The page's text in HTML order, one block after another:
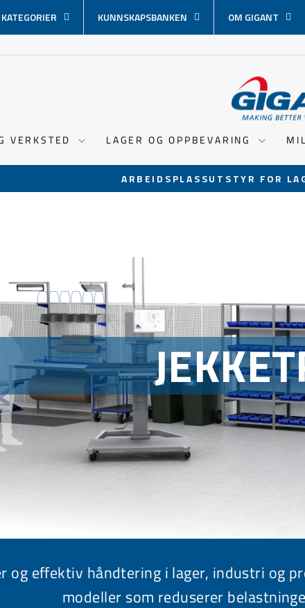
KATEGORIER KUNNSKAPSBANKEN OM GIGANT
VERKSTED LAGER OG OPPBEVARING
ARBEIDSPLASSUTSTYR FOR
og effektiv håndtering i lager, industri og
modeller som reduserer